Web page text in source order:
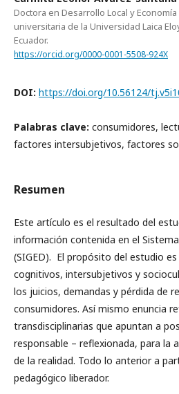
Doctora en Desarrollo Local y
universitaria de la Universidad Laica
Ecuador.
https://orcid.org/0000-0001-5508-924X
DOI: https://doi.org/10.56124/
Palabras clave: consumidores,
factores intersubjetivos, factores
Resumen
Este artículo es el resultado del
información contenida en el
(SIGED). El propósito del estudio
cognitivos, intersubjetivos y
los juicios, demandas y pérdida de
consumidores. Así mismo enuncia
transdisciplinarias que apuntan a
responsable – reflexionada, para la
de la realidad. Todo lo anterior a
pedagógico liberador.